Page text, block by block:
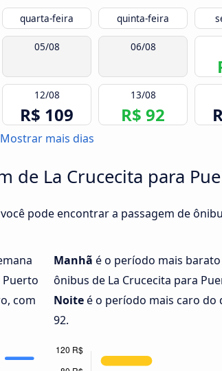
quarta-feira quinta-feira
05/08 06/08
12/08
R$ 109
13/08
R$ 92
Mostrar mais dias
de La Crucecita para
pode encontrar a passagem de
Puerto
com
Manhã é o período mais
ônibus de La Crucecita para
Noiteé o período mais caro do
92.